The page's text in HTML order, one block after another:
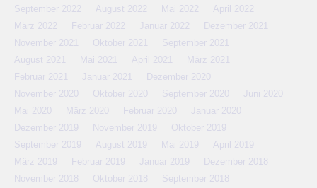
September 2022
August 2022 Mai 2022
April 2022
März 2022
Februar 2022 Januar 2022
Dezember 2021
November 2021
Oktober 2021
September 2021
August 2021
Mai 2021 April 2021
März 2021
Februar 2021
Januar 2021
Dezember 2020
November 2020
Oktober 2020 September 2020
Juni 2020
Mai 2020
März 2020 Februar 2020
Januar 2020
Dezember 2019
November 2019
Oktober 2019
September 2019
August 2019 Mai 2019
April 2019
März 2019
Februar 2019 Januar 2019
Dezember 2018
November 2018
Oktober 2018
September 2018